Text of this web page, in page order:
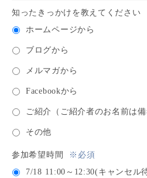
知ったきっかけを教えてください
ホームページから
ブログから
メルマガから
Facebookから
ご紹介（ご紹介者のお名前は
その他
参加希望時間
※必須
7/18 11:00～12:30(キャンセル